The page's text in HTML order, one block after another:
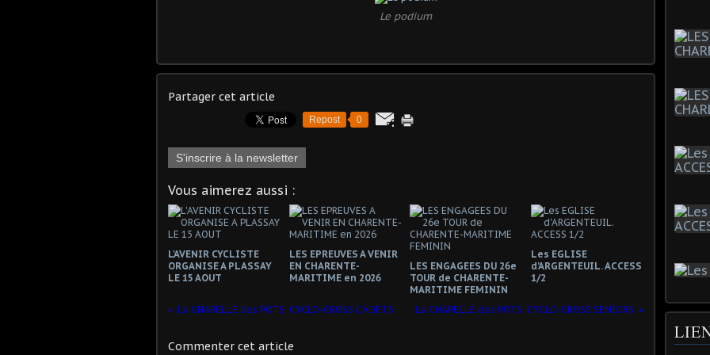
Le podium
Partager cet article
Repost 0
S'inscrire à la newsletter
Vous aimerez aussi :
L'AVENIR CYCLISTE
ORGANISE A PLASSAY
LE 15 AOUT
LES EPREUVES A VENIR
EN CHARENTE-
MARITIME en 2026
LES ENGAGEES DU 26e
TOUR de CHARENTE-
MARITIME FEMININ
Les EGLISE
d'ARGENTEUIL. ACCESS
1/2
La CHAPELLE des POTS. CYCLO-CROSS CADETS La CHAPELLE des POTS. CYCLO-CROSS SENIORS
Commenter cet article